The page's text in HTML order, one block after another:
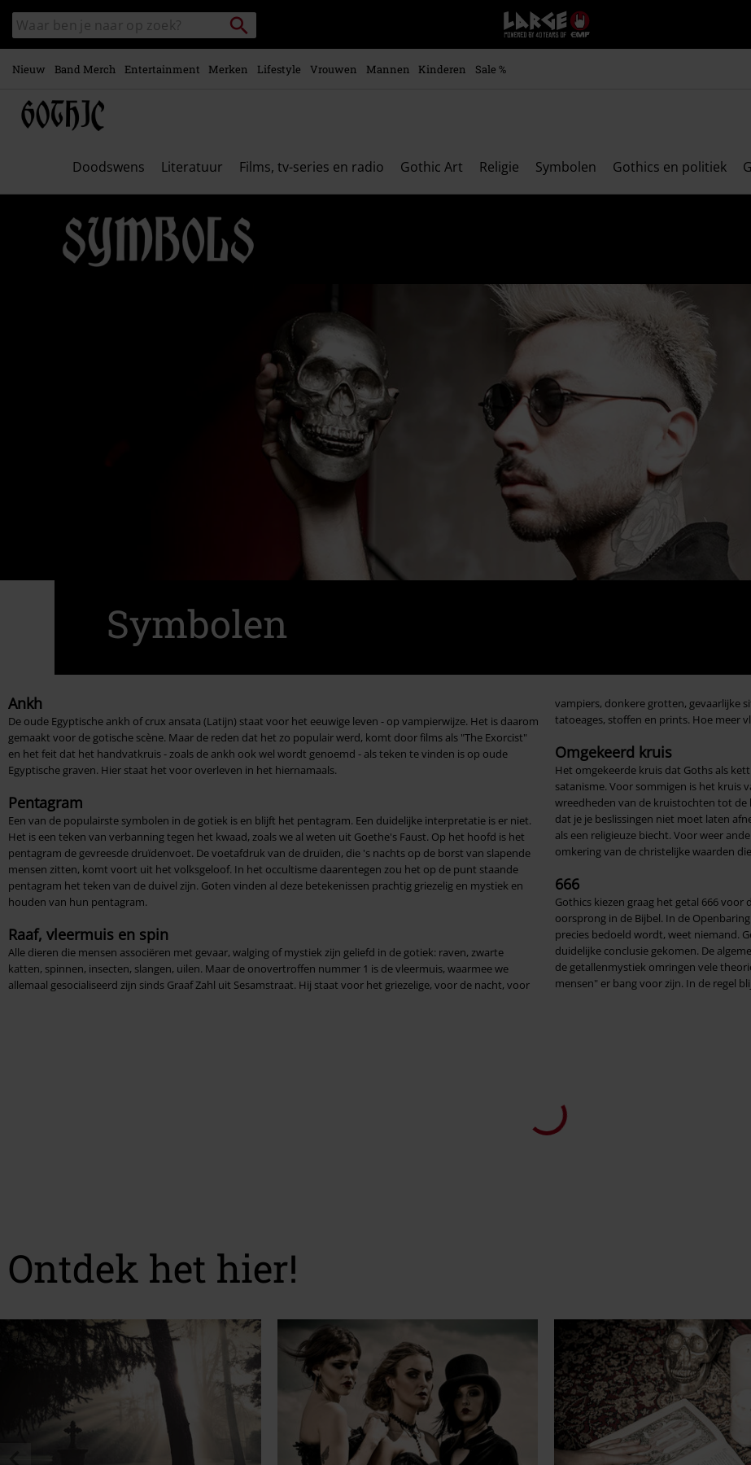
naar
hoofdinhoud
Zoek
in
catalogus
Packstation
zoeken
Large
–
Muziek-,
kleding
Nieuw Band Merch Entertainment Merken Lifestyle Vrouwen Mannen Kinderen Sale %
Doodswens Literatuur Films, tv-series en radio Gothic Art Religie Symbolen Gothics en politiek
Symbolen
Ankh
De oude Egyptische ankh of crux ansata (Latijn) staat voor het eeuwige leven - op vampierwijze. Het is daarom
gemaakt voor de gotische scène. Maar de reden dat het zo populair werd, komt door films als "The Exorcist"
en het feit dat het handvatkruis - zoals de ankh ook wel wordt genoemd - als teken te vinden is op oude
Egyptische graven. Hier staat het voor overleven in het hiernamaals.
Pentagram
Een van de populairste symbolen in de gotiek is en blijft het pentagram. Een duidelijke interpretatie is er niet.
Het is een teken van verbanning tegen het kwaad, zoals we al weten uit Goethe's Faust. Op het hoofd is het
pentagram de gevreesde druïdenvoet. De voetafdruk van de druïden, die 's nachts op de borst van slapende
mensen zitten, komt voort uit het volksgeloof. In het occultisme daarentegen zou het op de punt staande
pentagram het teken van de duivel zijn. Goten vinden al deze betekenissen prachtig griezelig en mystiek en
houden van hun pentagram.
Raaf, vleermuis en spin
Alle dieren die mensen associëren met gevaar, walging of mystiek zijn geliefd in de gotiek: raven, zwarte
katten, spinnen, insecten, slangen, uilen. Maar de onovertroffen nummer 1 is de vleermuis, waarmee we
allemaal gesocialiseerd zijn sinds Graaf Zahl uit Sesamstraat. Hij staat voor het griezelige, voor de nacht, voor
vampiers, donkere grotten, gevaarlijke
tatoeages, stoffen en prints. Hoe meer
Omgekeerd kruis
Het omgekeerde kruis dat Goths als
satanisme. Voor sommigen is het kruis
wreedheden van de kruistochten tot de
dat je je beslissingen niet moet laten
als een religieuze biecht. Voor weer
omkering van de christelijke waarden
666
Gothics kiezen graag het getal 666
oorsprong in de Bijbel. In de
precies bedoeld wordt, weet niemand.
duidelijke conclusie gekomen. De
de getallenmystiek omringen vele
mensen" er bang voor zijn. In de regel
Ontdek het hier!